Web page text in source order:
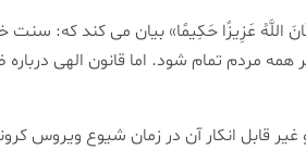
بَعْدَ الرُّسُلِ وَکَانَ اللَّهُ عَزِیزًا حَکِیمًا» بیان می کند که:
مردم تمام شود. اما قانون الهی
غیر قابل انکار آن در زمان شیوع ویروس